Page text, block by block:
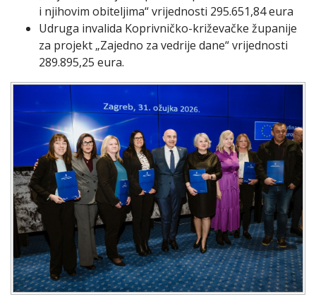
i njihovim obiteljima“ vrijednosti 295.651,84 eura
Udruga invalida Koprivničko-križevačke županije
za projekt „Zajedno za vedrije dane“ vrijednosti
289.895,25 eura.